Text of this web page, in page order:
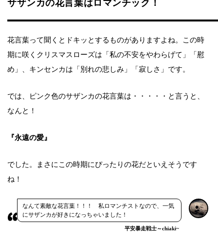
サザンカの花言葉はロマンチック！
花言葉って聞くとドキッとするものがありますよね。この時
期に咲くクリスマスローズは「私の不安をやわらげて」「慰
め」、キンセンカは「別れの悲しみ」「寂しさ」です。
では、ピンク色のサザンカの花言葉は・・・・・と言うと、
なんと！
『永遠の愛』
でした。まさにこの時期にぴったりの花だといえそうです
ね！
なんて素敵な花言葉！！！ 私ロマンチストなので、一気
にサザンカが好きになっちゃいました！
平安暴走戦士～chiaki~